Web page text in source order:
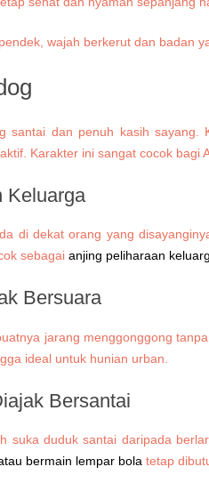
santai dan penuh kasih sayang.
Karakter ini sangat cocok bagi
Keluarga
di dekat orang yang
sebagai anjing peliharaan
Bersuara
jarang menggonggong
ideal untuk hunian urban.
Bersantai
suka duduk santai daripada
bermain lempar bola tetap